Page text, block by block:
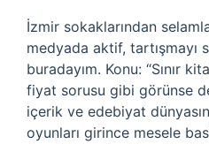
İzmir sokaklarından
medyada aktif, tartışmayı
buradayım. Konu: “Sınır
fiyat sorusu gibi görünse
içerik ve edebiyat
oyunları girince mesele